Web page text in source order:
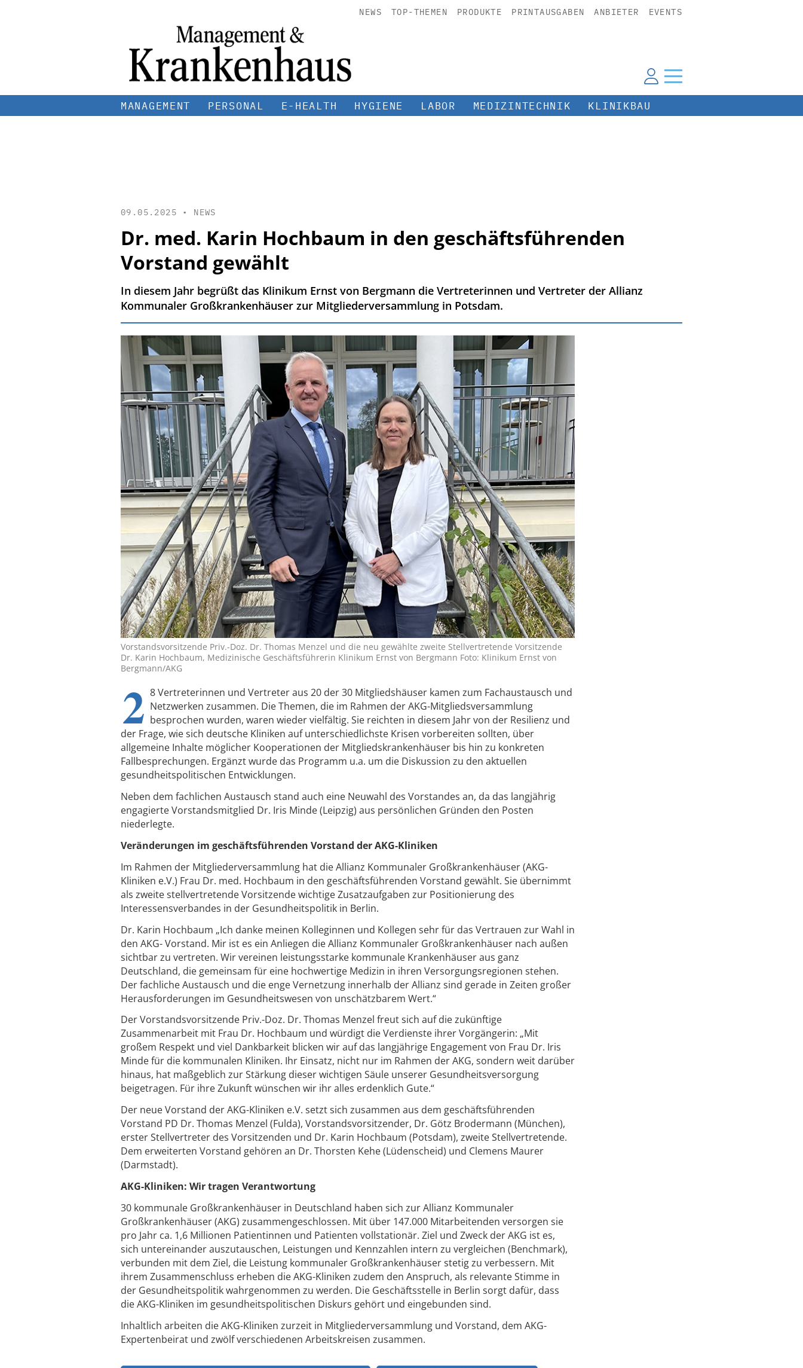
NEWS TOP-THEMEN PRODUKTE PRINTAUSGABEN ANBIETER EVENTS
MANAGEMENT PERSONAL E-HEALTH HYGIENE LABOR MEDIZINTECHNIK KLINIKBAU
09.05.2025 • NEWS
Dr. med. Karin Hochbaum in den geschäftsführenden
Vorstand gewählt
In diesem Jahr begrüßt das Klinikum Ernst von Bergmann die Vertreterinnen und Vertreter der Allianz
Kommunaler Großkrankenhäuser zur Mitgliederversammlung in Potsdam.
Vorstandsvorsitzende Priv.-Doz. Dr. Thomas Menzel und die neu gewählte zweite Stellvertretende Vorsitzende
Dr. Karin Hochbaum, Medizinische Geschäftsführerin Klinikum Ernst von Bergmann Foto: Klinikum Ernst von
Bergmann/AKG
2 8 Vertreterinnen und Vertreter aus 20 der 30 Mitgliedshäuser kamen zum Fachaustausch und
Netzwerken zusammen. Die Themen, die im Rahmen der AKG-Mitgliedsversammlung
besprochen wurden, waren wieder vielfältig. Sie reichten in diesem Jahr von der Resilienz und
der Frage, wie sich deutsche Kliniken auf unterschiedlichste Krisen vorbereiten sollten, über
allgemeine Inhalte möglicher Kooperationen der Mitgliedskrankenhäuser bis hin zu konkreten
Fallbesprechungen. Ergänzt wurde das Programm u.a. um die Diskussion zu den aktuellen
gesundheitspolitischen Entwicklungen.
Neben dem fachlichen Austausch stand auch eine Neuwahl des Vorstandes an, da das langjährig
engagierte Vorstandsmitglied Dr. Iris Minde (Leipzig) aus persönlichen Gründen den Posten
niederlegte.
Veränderungen im geschäftsführenden Vorstand der AKG-Kliniken
Im Rahmen der Mitgliederversammlung hat die Allianz Kommunaler Großkrankenhäuser (AKG-
Kliniken e.V.) Frau Dr. med. Hochbaum in den geschäftsführenden Vorstand gewählt. Sie übernimmt
als zweite stellvertretende Vorsitzende wichtige Zusatzaufgaben zur Positionierung des
Interessensverbandes in der Gesundheitspolitik in Berlin.
Dr. Karin Hochbaum „Ich danke meinen Kolleginnen und Kollegen sehr für das Vertrauen zur Wahl in
den AKG- Vorstand. Mir ist es ein Anliegen die Allianz Kommunaler Großkrankenhäuser nach außen
sichtbar zu vertreten. Wir vereinen leistungsstarke kommunale Krankenhäuser aus ganz
Deutschland, die gemeinsam für eine hochwertige Medizin in ihren Versorgungsregionen stehen.
Der fachliche Austausch und die enge Vernetzung innerhalb der Allianz sind gerade in Zeiten großer
Herausforderungen im Gesundheitswesen von unschätzbarem Wert.“
Der Vorstandsvorsitzende Priv.-Doz. Dr. Thomas Menzel freut sich auf die zukünftige
Zusammenarbeit mit Frau Dr. Hochbaum und würdigt die Verdienste ihrer Vorgängerin: „Mit
großem Respekt und viel Dankbarkeit blicken wir auf das langjährige Engagement von Frau Dr. Iris
Minde für die kommunalen Kliniken. Ihr Einsatz, nicht nur im Rahmen der AKG, sondern weit darüber
hinaus, hat maßgeblich zur Stärkung dieser wichtigen Säule unserer Gesundheitsversorgung
beigetragen. Für ihre Zukunft wünschen wir ihr alles erdenklich Gute.“
Der neue Vorstand der AKG-Kliniken e.V. setzt sich zusammen aus dem geschäftsführenden
Vorstand PD Dr. Thomas Menzel (Fulda), Vorstandsvorsitzender, Dr. Götz Brodermann (München),
erster Stellvertreter des Vorsitzenden und Dr. Karin Hochbaum (Potsdam), zweite Stellvertretende.
Dem erweiterten Vorstand gehören an Dr. Thorsten Kehe (Lüdenscheid) und Clemens Maurer
(Darmstadt).
AKG-Kliniken: Wir tragen Verantwortung
30 kommunale Großkrankenhäuser in Deutschland haben sich zur Allianz Kommunaler
Großkrankenhäuser (AKG) zusammengeschlossen. Mit über 147.000 Mitarbeitenden versorgen sie
pro Jahr ca. 1,6 Millionen Patientinnen und Patienten vollstationär. Ziel und Zweck der AKG ist es,
sich untereinander auszutauschen, Leistungen und Kennzahlen intern zu vergleichen (Benchmark),
verbunden mit dem Ziel, die Leistung kommunaler Großkrankenhäuser stetig zu verbessern. Mit
ihrem Zusammenschluss erheben die AKG-Kliniken zudem den Anspruch, als relevante Stimme in
der Gesundheitspolitik wahrgenommen zu werden. Die Geschäftsstelle in Berlin sorgt dafür, dass
die AKG-Kliniken im gesundheitspolitischen Diskurs gehört und eingebunden sind.
Inhaltlich arbeiten die AKG-Kliniken zurzeit in Mitgliederversammlung und Vorstand, dem AKG-
Expertenbeirat und zwölf verschiedenen Arbeitskreisen zusammen.